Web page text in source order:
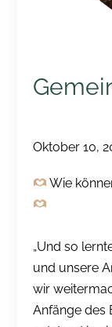
Oktober 10,
Wie
„Und so
und unsere
wir
Anfänge des